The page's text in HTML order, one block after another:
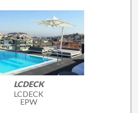
LCDECK
LCDECK
EPW